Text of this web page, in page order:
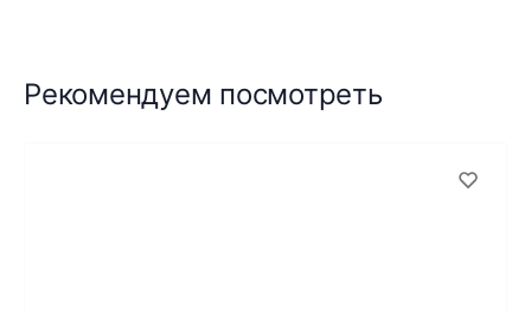
Рекомендуем посмотреть